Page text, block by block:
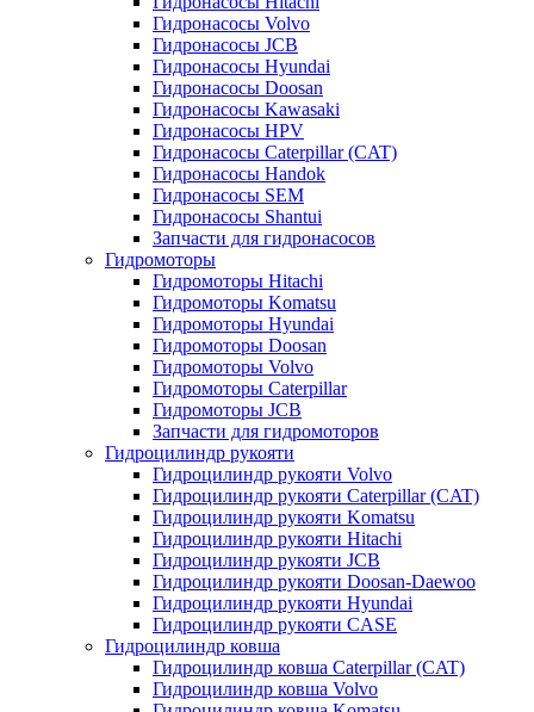
Гидронасосы Volvo
Гидронасосы JCB
Гидронасосы Hyundai
Гидронасосы Doosan
Гидронасосы Kawasaki
Гидронасосы HPV
Гидронасосы Caterpillar (CAT)
Гидронасосы Handok
Гидронасосы SEM
Гидронасосы Shantui
Запчасти для гидронасосов
Гидромоторы
Гидромоторы Hitachi
Гидромоторы Komatsu
Гидромоторы Hyundai
Гидромоторы Doosan
Гидромоторы Volvo
Гидромоторы Caterpillar
Гидромоторы JCB
Запчасти для гидромоторов
Гидроцилиндр рукояти
Гидроцилиндр рукояти Volvo
Гидроцилиндр рукояти Caterpillar (CAT)
Гидроцилиндр рукояти Komatsu
Гидроцилиндр рукояти Hitachi
Гидроцилиндр рукояти JCB
Гидроцилиндр рукояти Doosan-Daewoo
Гидроцилиндр рукояти Hyundai
Гидроцилиндр рукояти CASE
Гидроцилиндр ковша
Гидроцилиндр ковша Caterpillar (CAT)
Гидроцилиндр ковша Volvo